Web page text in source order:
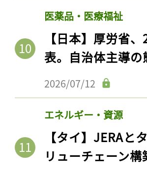
医薬品・医療福祉
【日本】厚労省
表。自治体主導
2026/07/12
エネルギー・資源
【タイ】JERA
リューチェーン